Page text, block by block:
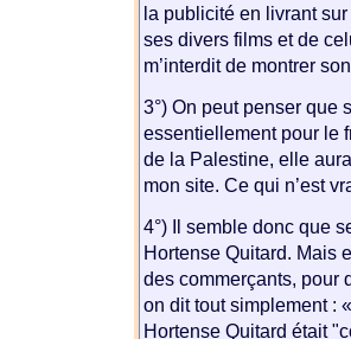
la publicité en livrant
ses divers films et de
m’interdit de montrer
3°) On peut penser que
essentiellement pour le
de la Palestine, elle
mon site. Ce qui n’est
4°) Il semble donc que
Hortense Quitard. Mais
des commerçants, pour
on dit tout simplement :
Hortense Quitard était